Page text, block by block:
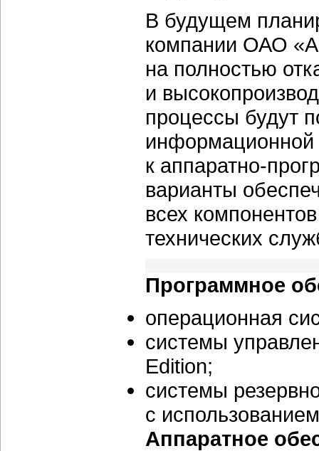
В будущем
компании ОАО
на полностью
и
процессы будут
информационной
к аппаратно-
варианты
всех
технических
Программное
операционная
системы
Edition;
системы
с
Аппаратное